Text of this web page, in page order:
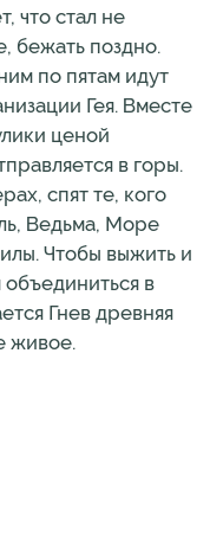
что стал не
бежать поздно.
по пятам идут
Гея. Вместе
ценой
в горы.
спят те, кого
Ведьма, Море
Чтобы выжить и
в
Гнев древняя
живое.